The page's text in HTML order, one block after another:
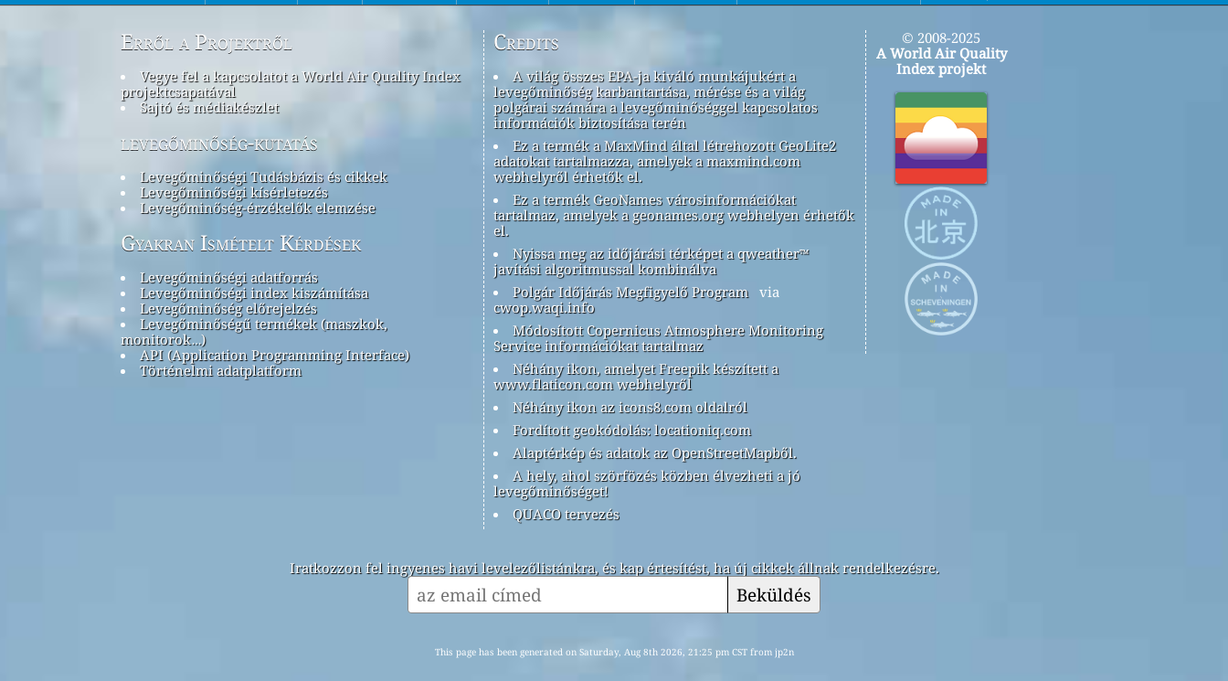
Erről a Projektről
Vegye fel a kapcsolatot a World Air Quality Index
projektcsapatával
Sajtó és médiakészlet
levegőminőség-kutatás
Levegőminőségi Tudásbázis és cikkek
Levegőminőségi kísérletezés
Levegőminőség-érzékelők elemzése
Gyakran Ismételt Kérdések
Levegőminőségi adatforrás
Levegőminőségi index kiszámítása
Levegőminőség előrejelzés
Levegőminőségű termékek (maszkok,
monitorok…)
API (Application Programming Interface)
Történelmi adatplatform
Credits
A világ összes EPA-ja kiváló munkájukért a
levegőminőség karbantartása, mérése és a világ
polgárai számára a levegőminőséggel kapcsolatos
információk biztosítása terén
Ez a termék a MaxMind által létrehozott GeoLite2
adatokat tartalmazza, amelyek a maxmind.com
webhelyről érhetők el.
Ez a termék GeoNames városinformációkat
tartalmaz, amelyek a geonames.org webhelyen érhetők
el.
Nyissa meg az időjárási térképet a qweather™
javítási algoritmussal kombinálva
Polgár Időjárás Megfigyelő Program via
cwop.waqi.info
Módosított Copernicus Atmosphere Monitoring
Service információkat tartalmaz
Néhány ikon, amelyet Freepik készített a
www.flaticon.com webhelyről
Néhány ikon az icons8.com oldalról
Fordított geokódolás: locationiq.com
Alaptérkép és adatok az OpenStreetMapből.
A hely, ahol szörfözés közben élvezheti a jó
levegőminőséget!
QUACO tervezés
© 2008-2025
A World Air Quality
Index projekt
Iratkozzon fel ingyenes havi levelezőlistánkra, és kap értesítést, ha új cikkek állnak rendelkezésre.
Beküldés
This page has been generated on Saturday, Aug 8th 2026, 21:25 pm CST from jp2n